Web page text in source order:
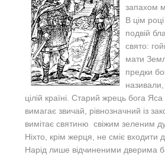
запахом
В цім
подвій
свято:
мати
предки
цілій країні. Старий жрець бога
вимагає звичай, рівнозначний із
вимітає святиню свіжим зеленим
Ніхто, крім жерця, не сміє входити
Нарід лише відчиненими дверима